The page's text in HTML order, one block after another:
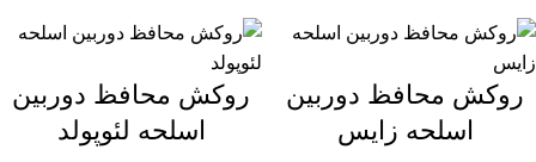
روکش محافظ دوربین
اسلحه زایس
روکش محافظ دوربین
اسلحه لئوپولد